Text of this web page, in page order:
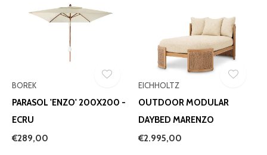
BOREK
PARASOL 'ENZO' 200X200 -
ECRU
€289,00
EICHHOLTZ
OUTDOOR MODULAR
DAYBED MARENZO
€2.995,00